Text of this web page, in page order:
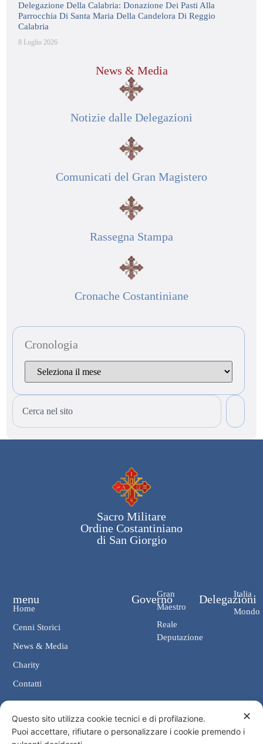
Delegazione Della Calabria: Donazione Dei Pasti Alla
Parrocchia Di Santa Maria Della Candelora Di Reggio
Calabria
8 Luglio 2026
News & Media
Notizie dalle Delegazioni
Comunicati del Gran Magistero
Rassegna Stampa
Cronache Costantiniane
Cronologia
Sacro Militare
Ordine Costantiniano
di San Giorgio
Governo
Gran
Maestro
Reale
Deputazione
Delegazioni
Italia
Mondo
menu
Home
Cenni Storici
News & Media
Charity
Contatti
Contatti
Cancelleria: Via Giosuè Carducci, 4 00187 Roma
✕
Questo sito utilizza cookie tecnici e di profilazione.
Puoi accettare, rifiutare o personalizzare i cookie premendo i